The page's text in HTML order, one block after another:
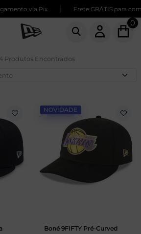
via Pix | Frete GRÁTIS para compras
0
Produtos Encontrados
NOVIDADE
Boné 9FIFTY Pré-Curved